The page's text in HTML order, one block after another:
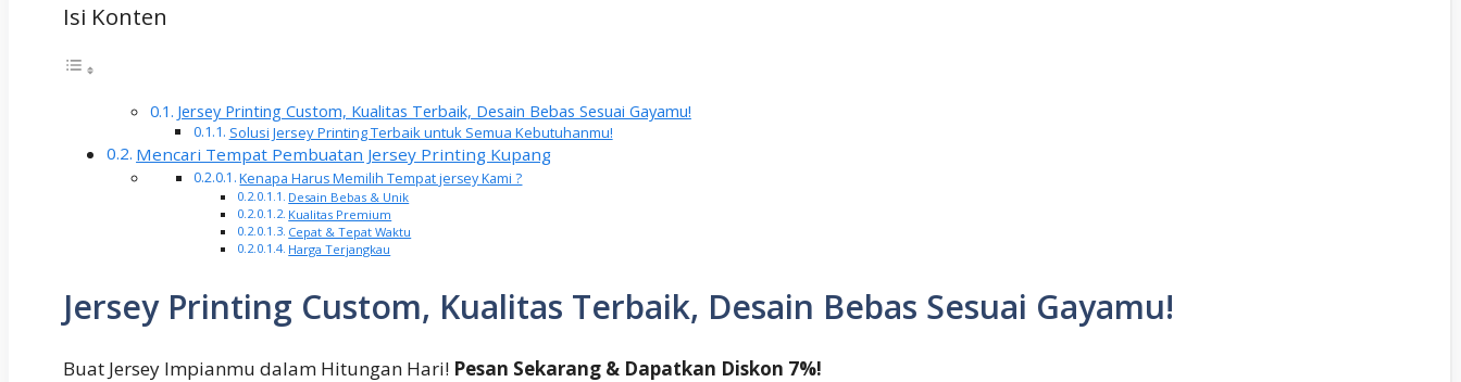
Isi Konten
Jersey Printing Custom, Kualitas Terbaik, Desain Bebas Sesuai Gayamu!
Solusi Jersey Printing Terbaik untuk Semua Kebutuhanmu!
Mencari Tempat Pembuatan Jersey Printing Kupang
Kenapa Harus Memilih Tempat jersey Kami ?
Desain Bebas & Unik
Kualitas Premium
Cepat & Tepat Waktu
Harga Terjangkau
Jersey Printing Custom, Kualitas Terbaik, Desain Bebas Sesuai Gayamu!
Buat Jersey Impianmu dalam Hitungan Hari! Pesan Sekarang & Dapatkan Diskon 7%!